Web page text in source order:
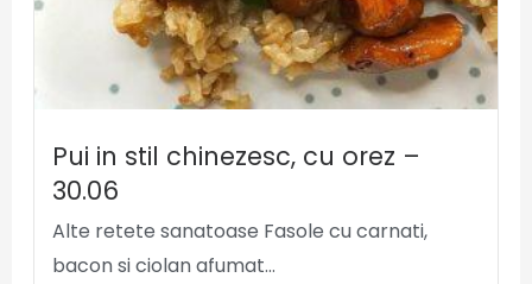
Pui in stil chinezesc, cu orez –
30.06
Alte retete sanatoase Fasole cu carnati,
bacon si ciolan afumat...